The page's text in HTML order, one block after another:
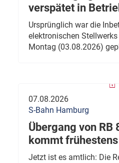
verspätet in
Ursprünglich war die
elektronischen
Montag (03.08.2026)
07.08.2026
S-Bahn Hamburg
Übergang von RB
kommt
Jetzt ist es amtlich: Die